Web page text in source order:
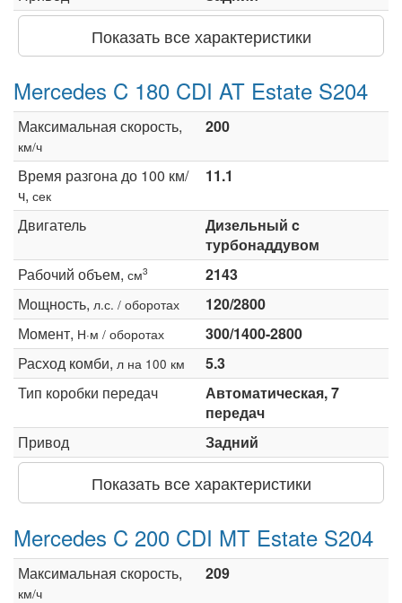
Показать все характеристики
Mercedes C 180 CDI AT Estate S204
Максимальная скорость,
км/ч
200
Время разгона до 100 км/
ч, сек
11.1
Двигатель
Дизельный c
турбонаддувом
Рабочий объем, см3
2143
Мощность, л.с. / оборотах
120/2800
Момент, Н·м / оборотах
300/1400-2800
Расход комби, л на 100 км
5.3
Тип коробки передач
Автоматическая, 7
передач
Привод
Задний
Показать все характеристики
Mercedes C 200 CDI MT Estate S204
Максимальная скорость,
км/ч
209